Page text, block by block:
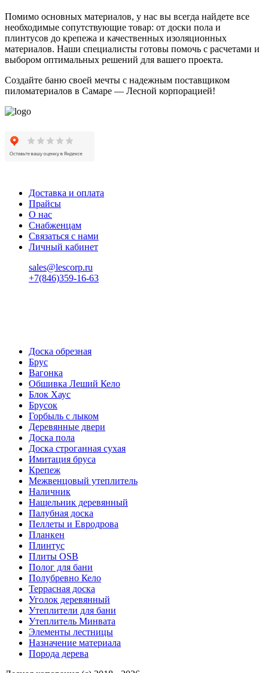
Помимо основных материалов, у нас вы всегда найдете все
необходимые сопутствующие товар: от доски пола и
плинтусов до крепежа и качественных изоляционных
материалов. Наши специалисты готовы помочь с расчетами и
выбором оптимальных решений для вашего проекта.
Создайте баню своей мечты с надежным поставщиком
пиломатериалов в Самаре — Лесной корпорацией!
Доставка и оплата
Прайсы
О нас
Снабженцам
Связаться с нами
Личный кабинет
sales@lescorp.ru
+7(846)359-16-63
Доска обрезная
Брус
Вагонка
Обшивка Леший Кело
Блок Хаус
Брусок
Горбыль с лыком
Деревянные двери
Доска пола
Доска строганная сухая
Имитация бруса
Крепеж
Межвенцовый утеплитель
Наличник
Нащельник деревянный
Палубная доска
Пеллеты и Евродрова
Планкен
Плинтус
Плиты OSB
Полог для бани
Полубревно Кело
Террасная доска
Уголок деревянный
Утеплители для бани
Утеплитель Минвата
Элементы лестницы
Назначение материала
Порода дерева